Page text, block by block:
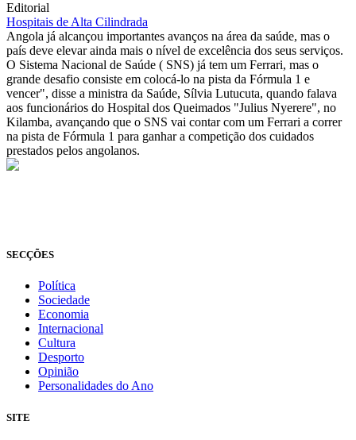
Editorial
Hospitais de Alta Cilindrada
Angola já alcançou importantes avanços na área da saúde, mas o
país deve elevar ainda mais o nível de excelência dos seus serviços.
O Sistema Nacional de Saúde ( SNS) já tem um Ferrari, mas o
grande desafio consiste em colocá-lo na pista da Fórmula 1 e
vencer", disse a ministra da Saúde, Sílvia Lutucuta, quando falava
aos funcionários do Hospital dos Queimados "Julius Nyerere", no
Kilamba, avançando que o SNS vai contar com um Ferrari a correr
na pista de Fórmula 1 para ganhar a competição dos cuidados
prestados pelos angolanos.
SECÇÕES
Política
Sociedade
Economia
Internacional
Cultura
Desporto
Opinião
Personalidades do Ano
SITE